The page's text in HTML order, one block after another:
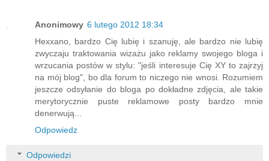
Anonimowy 6 lutego 2012 18:34
Hexxano, bardzo Cię lubię i szanuję, ale bardzo nie lubię
zwyczaju traktowania wizażu jako reklamy swojego bloga i
wrzucania postów w stylu: "jeśli interesuje Cię XY to zajrzyj
na mój blog", bo dla forum to niczego nie wnosi. Rozumiem
jeszcze odsyłanie do bloga po dokładne zdjęcia, ale takie
merytorycznie puste reklamowe posty bardzo mnie
denerwują...
Odpowiedz
Odpowiedzi